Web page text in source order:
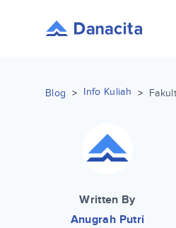
Blog > Info Kuliah >
Written By
Anugrah Putri